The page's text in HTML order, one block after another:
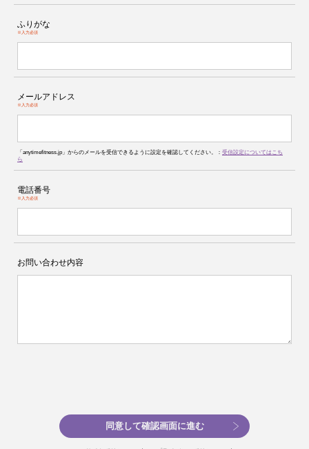
ふりがな
※入力必須
メールアドレス
※入力必須
「anytimefitness.jp」からのメールを受信できるように設定を確認してください。： 受信設定についてはこち
ら
電話番号
※入力必須
お問い合わせ内容